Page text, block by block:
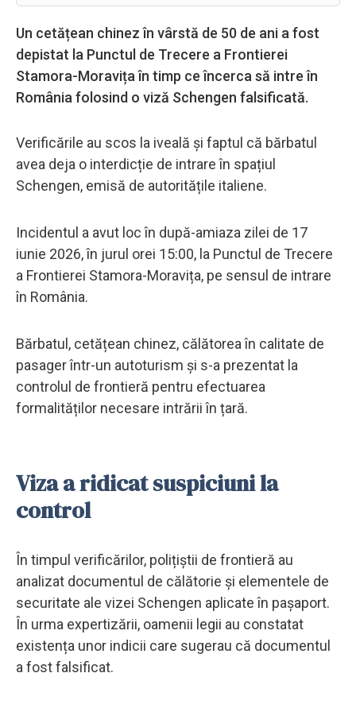
Un cetățean chinez în vârstă de 50 de ani a fost
depistat la Punctul de Trecere a Frontierei
Stamora-Moravița în timp ce încerca să intre în
România folosind o viză Schengen falsificată.
Verificările au scos la iveală și faptul că bărbatul
avea deja o interdicție de intrare în spațiul
Schengen, emisă de autoritățile italiene.
Incidentul a avut loc în după-amiaza zilei de 17
iunie 2026, în jurul orei 15:00, la Punctul de Trecere
a Frontierei Stamora-Moravița, pe sensul de intrare
în România.
Bărbatul, cetățean chinez, călătorea în calitate de
pasager într-un autoturism și s-a prezentat la
controlul de frontieră pentru efectuarea
formalităților necesare intrării în țară.
Viza a ridicat suspiciuni la
control
În timpul verificărilor, polițiștii de frontieră au
analizat documentul de călătorie și elementele de
securitate ale vizei Schengen aplicate în pașaport.
În urma expertizării, oamenii legii au constatat
existența unor indicii care sugerau că documentul
a fost falsificat.